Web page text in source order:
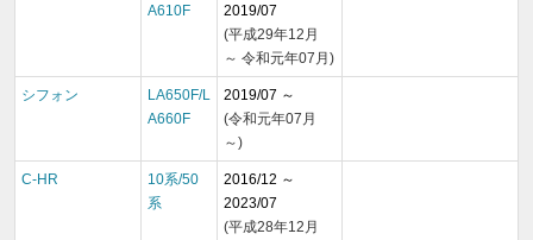
A610F
2019/07
(平成29年12月
～ 令和元年07月)
シフォン
LA650F/L
A660F
2019/07 ～
(令和元年07月
～)
C-HR
10系/50
系
2016/12 ～
2023/07
(平成28年12月